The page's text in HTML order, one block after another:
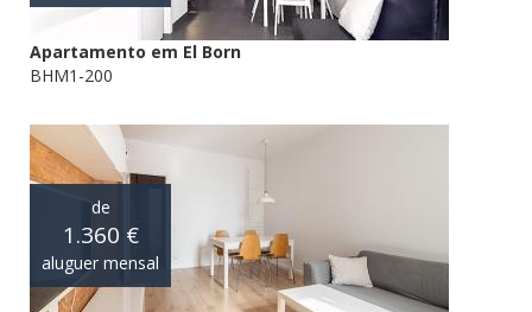
Apartamento em El Born
BHM1-200
de
1.360 €
aluguer mensal